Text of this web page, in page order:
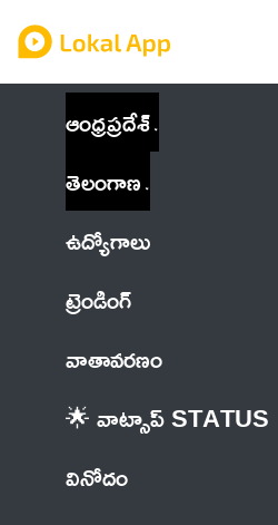
ఆంధ్రప్రదేశ్
తెలంగాణ
ఉద్యోగాలు
ట్రెండింగ్
వాతావరణం
🌟 వాట్సాప్ STATUS
వినోదం